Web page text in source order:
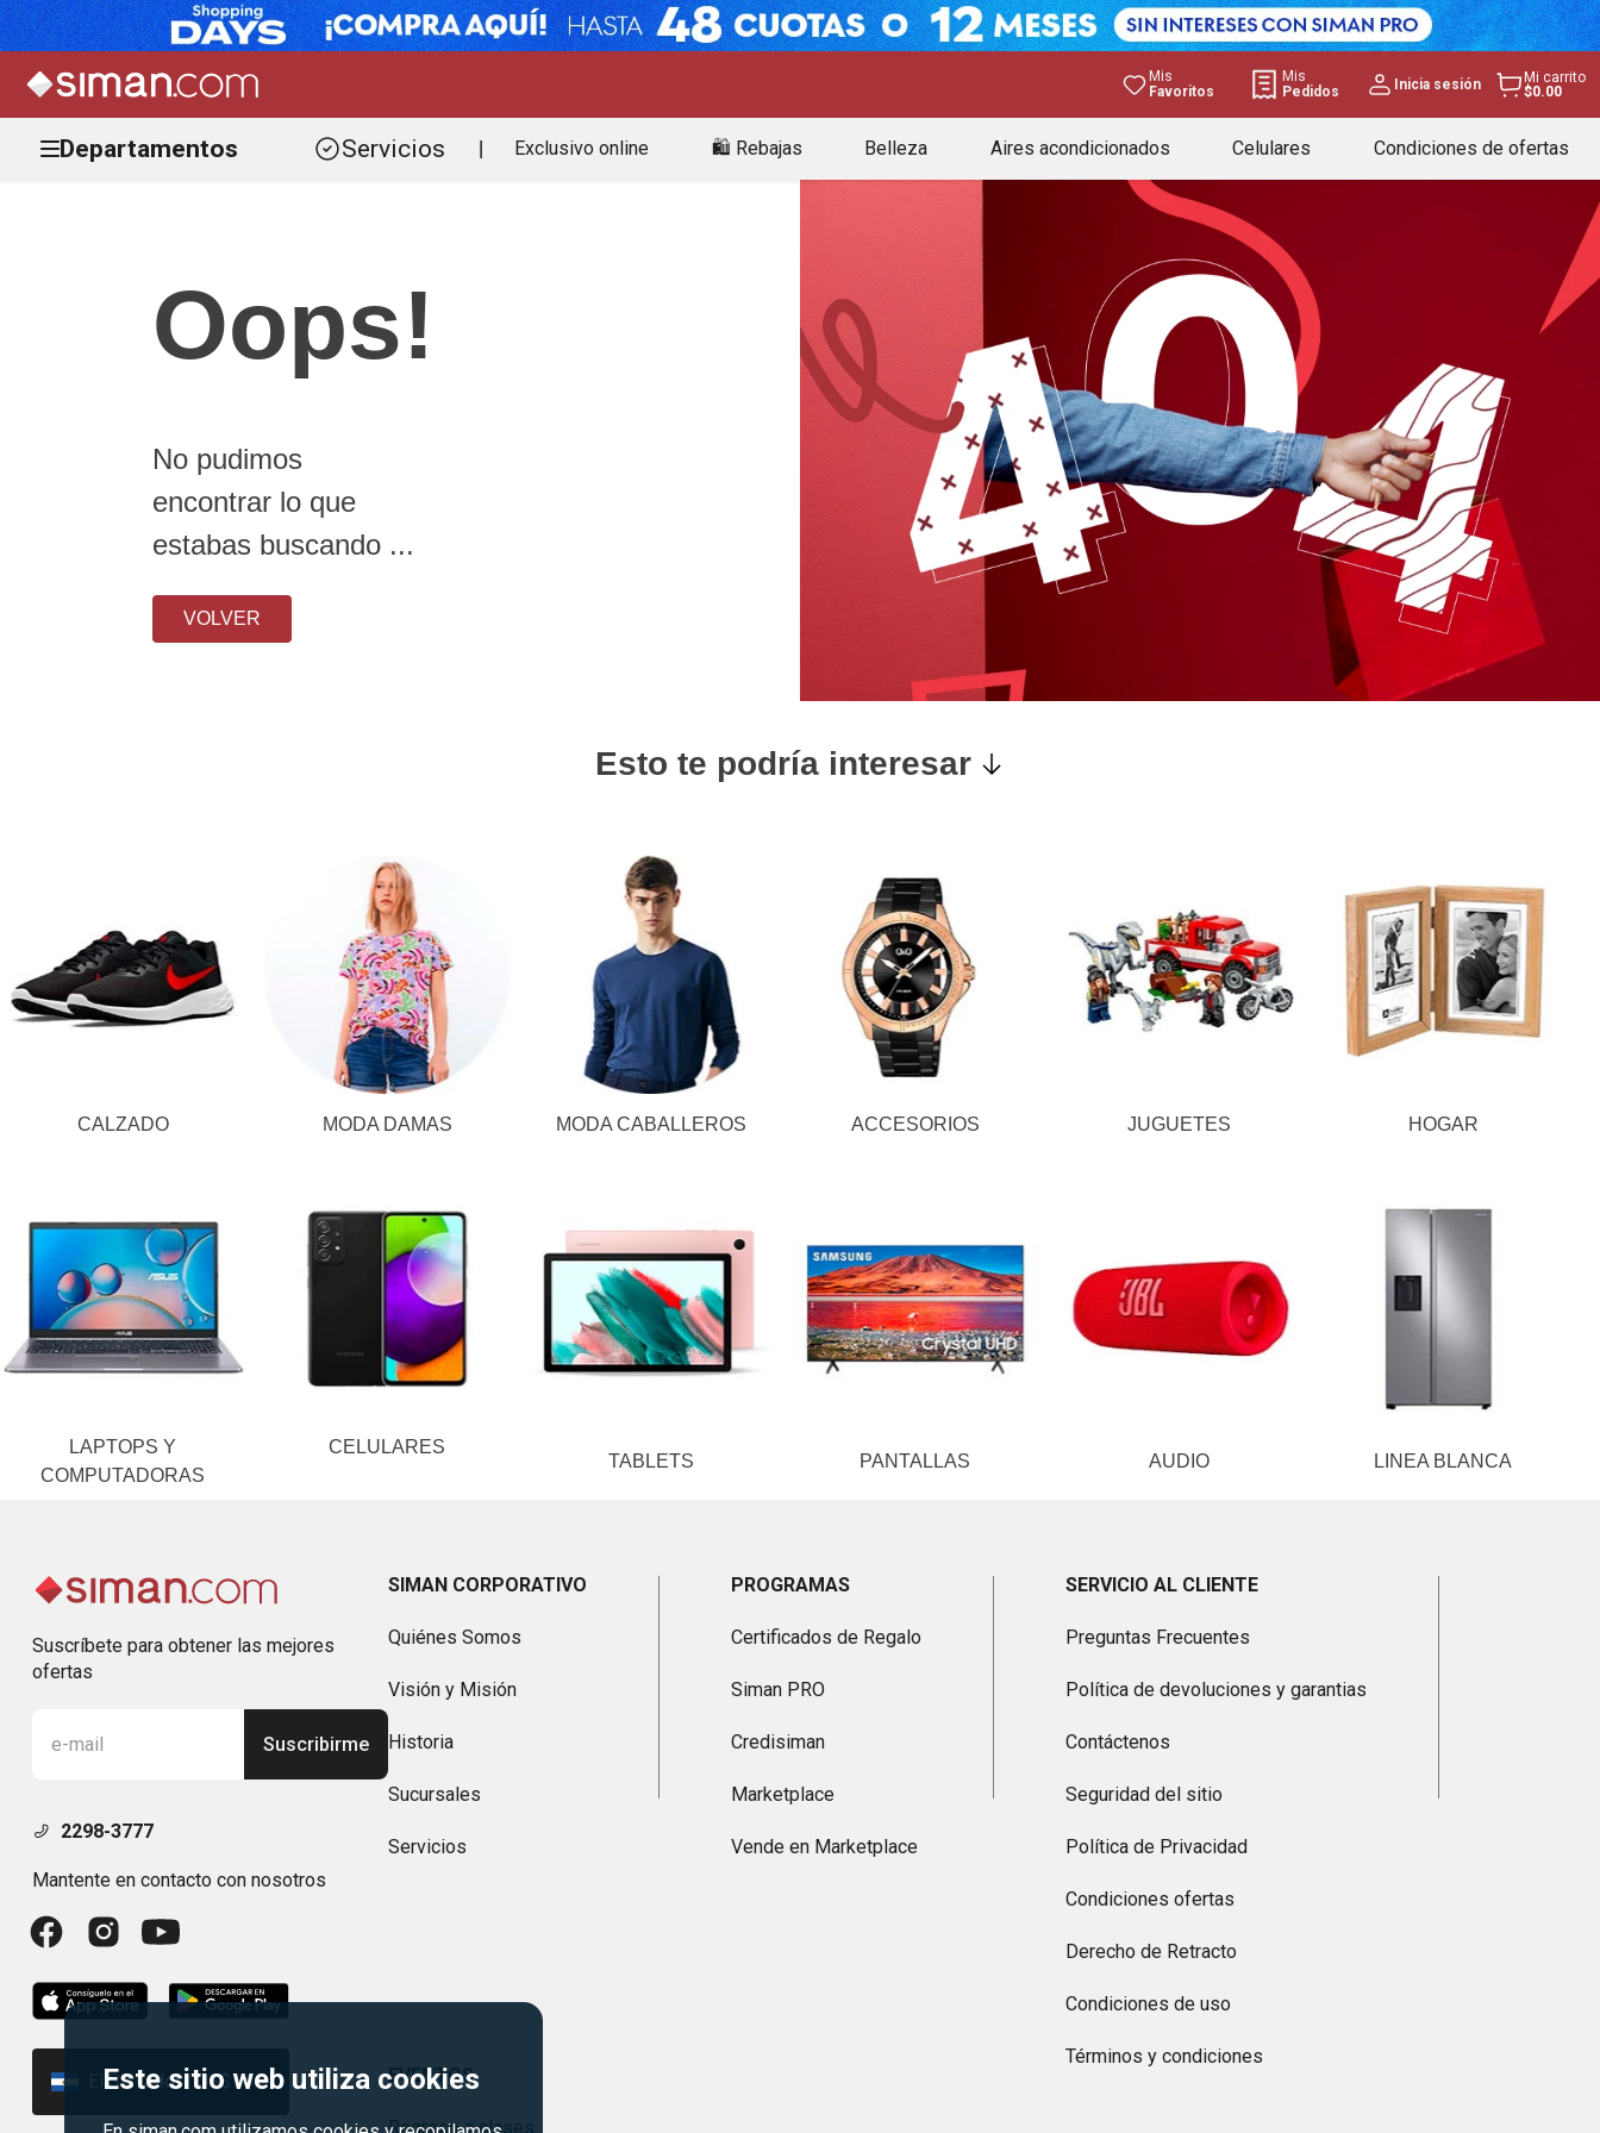
Mis
Favoritos
Mis
Pedidos
Inicia sesión
Mi carrito
$0.00
Departamentos Servicios Exclusivo online 🛍️ Rebajas Belleza Aires acondicionados Celulares Condiciones de ofertas
Este sitio web utiliza cookies
Oops!
No pudimos
encontrar lo que
estabas buscando ...
VOLVER
Esto te podría interesar
CALZADO MODA DAMAS MODA CABALLEROS ACCESORIOS JUGUETES HOGAR
LAPTOPS Y
COMPUTADORAS
CELULARES
TABLETS PANTALLAS AUDIO LINEA BLANCA
Suscríbete para obtener las mejores
ofertas
Suscribirme
2298-3777
Mantente en contacto con nosotros
El Salvador | US$
SIMAN CORPORATIVO
Quiénes Somos
Visión y Misión
Historia
Sucursales
Servicios
PROGRAMAS
Certificados de Regalo
Siman PRO
Credisiman
Marketplace
Vende en Marketplace
SERVICIO AL CLIENTE
Preguntas Frecuentes
Política de devoluciones y garantias
Contáctenos
Seguridad del sitio
Política de Privacidad
Condiciones ofertas
Derecho de Retracto
Condiciones de uso
Términos y condiciones
EVENTOS
Regreso a clases